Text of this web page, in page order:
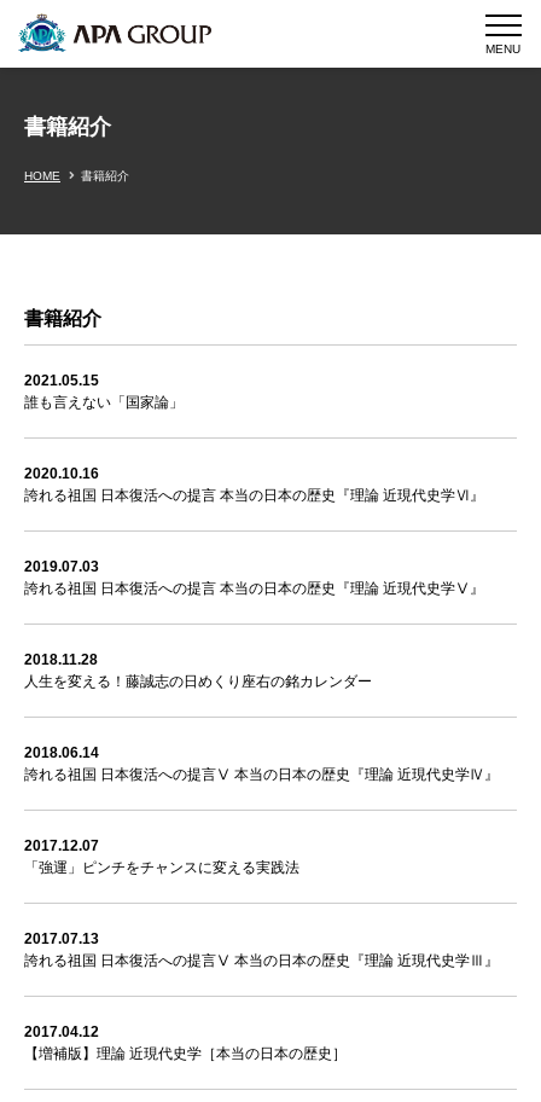
MENU
書籍紹介
HOME 書籍紹介
書籍紹介
2021.05.15
誰も言えない「国家論」
2020.10.16
誇れる祖国 日本復活への提言 本当の日本の歴史『理論 近現代史学Ⅵ』
2019.07.03
誇れる祖国 日本復活への提言 本当の日本の歴史『理論 近現代史学Ⅴ』
2018.11.28
人生を変える！藤誠志の日めくり座右の銘カレンダー
2018.06.14
誇れる祖国 日本復活への提言Ⅴ 本当の日本の歴史『理論 近現代史学Ⅳ』
2017.12.07
「強運」ピンチをチャンスに変える実践法
2017.07.13
誇れる祖国 日本復活への提言Ⅴ 本当の日本の歴史『理論 近現代史学Ⅲ』
2017.04.12
【増補版】理論 近現代史学［本当の日本の歴史］